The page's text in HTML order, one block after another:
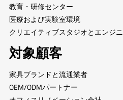
教育・研修センター
医療および実験室環境
クリエイティブスタジオとエンジ
対象顧客
家具ブランドと流通業者
OEM/ODMパートナー